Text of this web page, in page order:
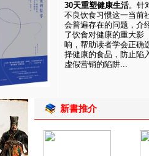
30天重塑健康生活。针
不良饮食习惯这一当前
会普遍存在的问题，介
了饮食对健康的重大影
响，帮助读者学会正确
择健康的食品，防止陷
虚假营销的陷阱...
新書推介